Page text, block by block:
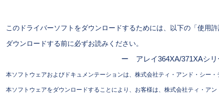
このドライバーソフトをダウンロードするためには、以下の「使用
ダウンロードする前に必ずお読みください。
ー アレイ364XA/371XAシリ
本ソフトウェアおよびドキュメンテーションは、株式会社ティ・アンド・シー
本ソフトウェアをダウンロードすることにより、お客様は、株式会社ティ・ア